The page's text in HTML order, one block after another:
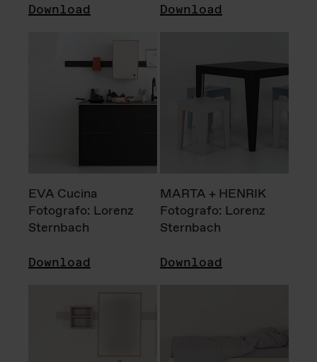
Download Download
EVA Cucina
Fotografo: Lorenz
Sternbach
Download
MARTA + HENRIK
Fotografo: Lorenz
Sternbach
Download